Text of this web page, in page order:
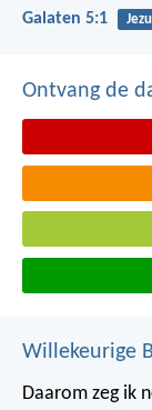
Galaten 5:1
Ontvang de
Willekeurige
Daarom zeg ik